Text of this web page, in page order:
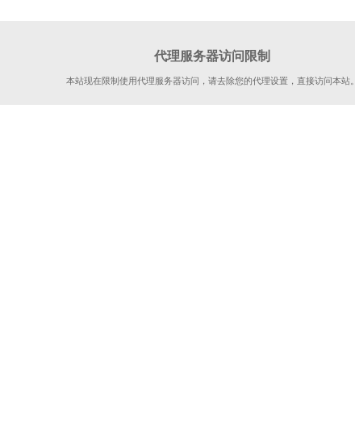
代理服务器访问限制
本站现在限制使用代理服务器访问，请去除您的代理设置，直接访问本站。